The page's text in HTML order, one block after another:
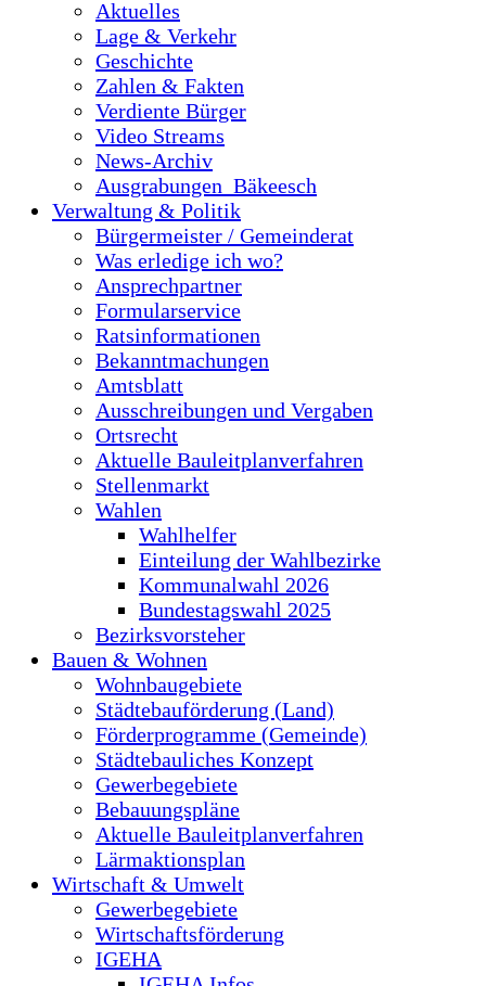
Aktuelles
Lage & Verkehr
Geschichte
Zahlen & Fakten
Verdiente Bürger
Video Streams
News-Archiv
Ausgrabungen_Bäkeesch
Verwaltung & Politik
Bürgermeister / Gemeinderat
Was erledige ich wo?
Ansprechpartner
Formularservice
Ratsinformationen
Bekanntmachungen
Amtsblatt
Ausschreibungen und Vergaben
Ortsrecht
Aktuelle Bauleitplanverfahren
Stellenmarkt
Wahlen
Wahlhelfer
Einteilung der Wahlbezirke
Kommunalwahl 2026
Bundestagswahl 2025
Bezirksvorsteher
Bauen & Wohnen
Wohnbaugebiete
Städtebauförderung (Land)
Förderprogramme (Gemeinde)
Städtebauliches Konzept
Gewerbegebiete
Bebauungspläne
Aktuelle Bauleitplanverfahren
Lärmaktionsplan
Wirtschaft & Umwelt
Gewerbegebiete
Wirtschaftsförderung
IGEHA